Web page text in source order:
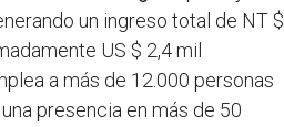
un ingreso total de NT $
US $ 2,4 mil
a más de 12.000 personas
presencia en más de 50